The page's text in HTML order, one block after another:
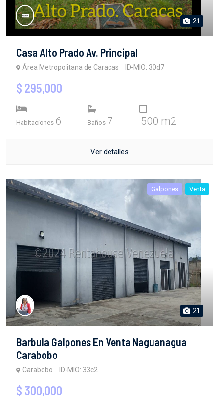
21
Casa Alto Prado Av. Principal
Área Metropolitana de Caracas ID-MIO: 30d7
$ 295,000
Habitaciones 6 Baños 7 500 m2
Ver detalles
Galpones Venta
21
Barbula Galpones En Venta Naguanagua
Carabobo
Carabobo ID-MIO: 33c2
$ 300,000